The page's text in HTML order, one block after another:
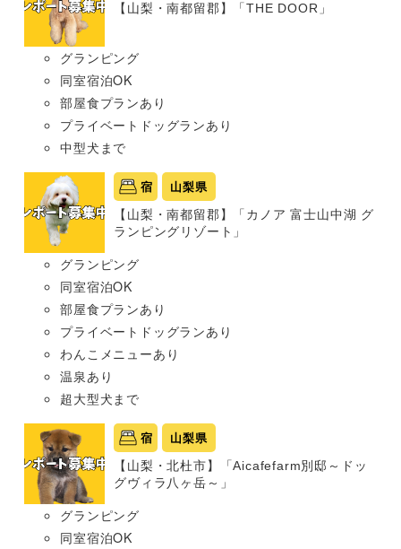
【山梨・南都留郡】「THE DOOR」
グランピング
同室宿泊OK
部屋食プランあり
プライベートドッグランあり
中型犬まで
宿 山梨県
【山梨・南都留郡】「カノア 富士山中湖 グ
ランピングリゾート」
グランピング
同室宿泊OK
部屋食プランあり
プライベートドッグランあり
わんこメニューあり
温泉あり
超大型犬まで
宿 山梨県
【山梨・北杜市】「Aicafefarm別邸～ドッ
グヴィラ八ヶ岳～」
グランピング
同室宿泊OK